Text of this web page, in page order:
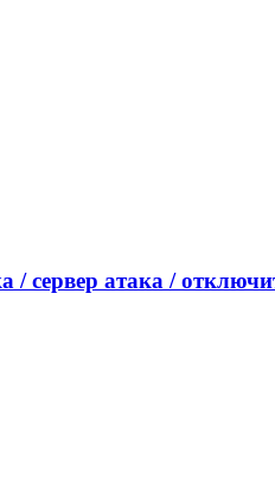
/ сервер атака /